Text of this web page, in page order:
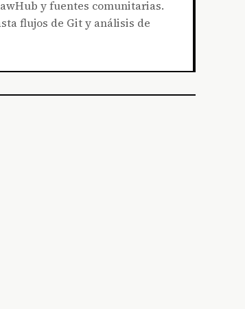
y fuentes comunitarias.
flujos de Git y análisis de